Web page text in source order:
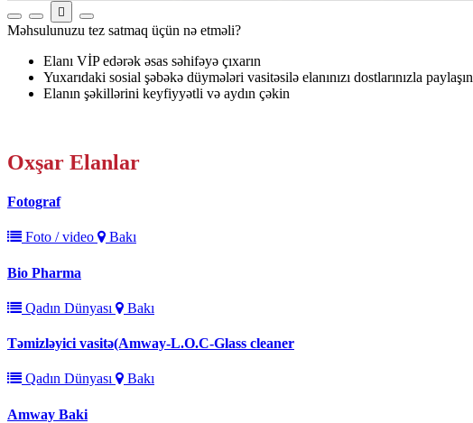
Məhsulunuzu tez satmaq üçün nə etməli?
Elanı VİP edərək əsas səhifəyə çıxarın
Yuxarıdaki sosial şəbəkə düymələri vasitəsilə elanınızı dostlarınızla paylaşın
Elanın şəkillərini keyfiyyətli və aydın çəkin
Oxşar Elanlar
Fotograf
Foto / video Bakı
Bio Pharma
Qadın Dünyası Bakı
Təmizləyici vasitə(Amway-L.O.C-Glass cleaner
Qadın Dünyası Bakı
Amway Baki